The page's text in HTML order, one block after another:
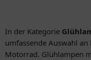
In der Kategorie
umfassende Auswahl
Motorrad. Glühlampen